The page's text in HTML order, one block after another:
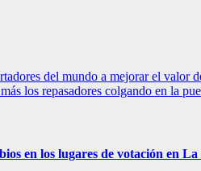
del mundo a mejorar el valor
los repasadores colgando en la
en los lugares de votación en